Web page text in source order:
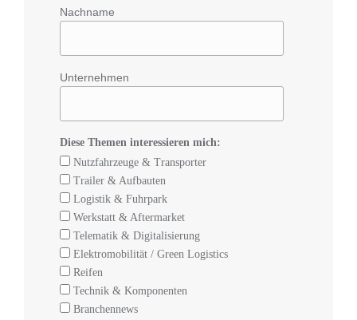
Nachname
Unternehmen
Diese Themen interessieren mich:
Nutzfahrzeuge & Transporter
Trailer & Aufbauten
Logistik & Fuhrpark
Werkstatt & Aftermarket
Telematik & Digitalisierung
Elektromobilität / Green Logistics
Reifen
Technik & Komponenten
Branchennews